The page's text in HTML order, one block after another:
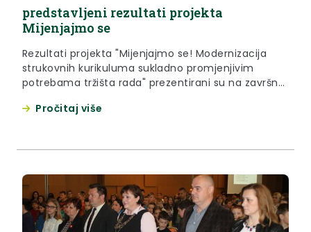
predstavljeni rezultati projekta
Mijenjajmo se
Rezultati projekta "Mijenjajmo se! Modernizacija
strukovnih kurikuluma sukladno promjenjivim
potrebama tržišta rada" prezentirani su na završnoj
godine, održana u SŠ Krapina
Pročitaj više